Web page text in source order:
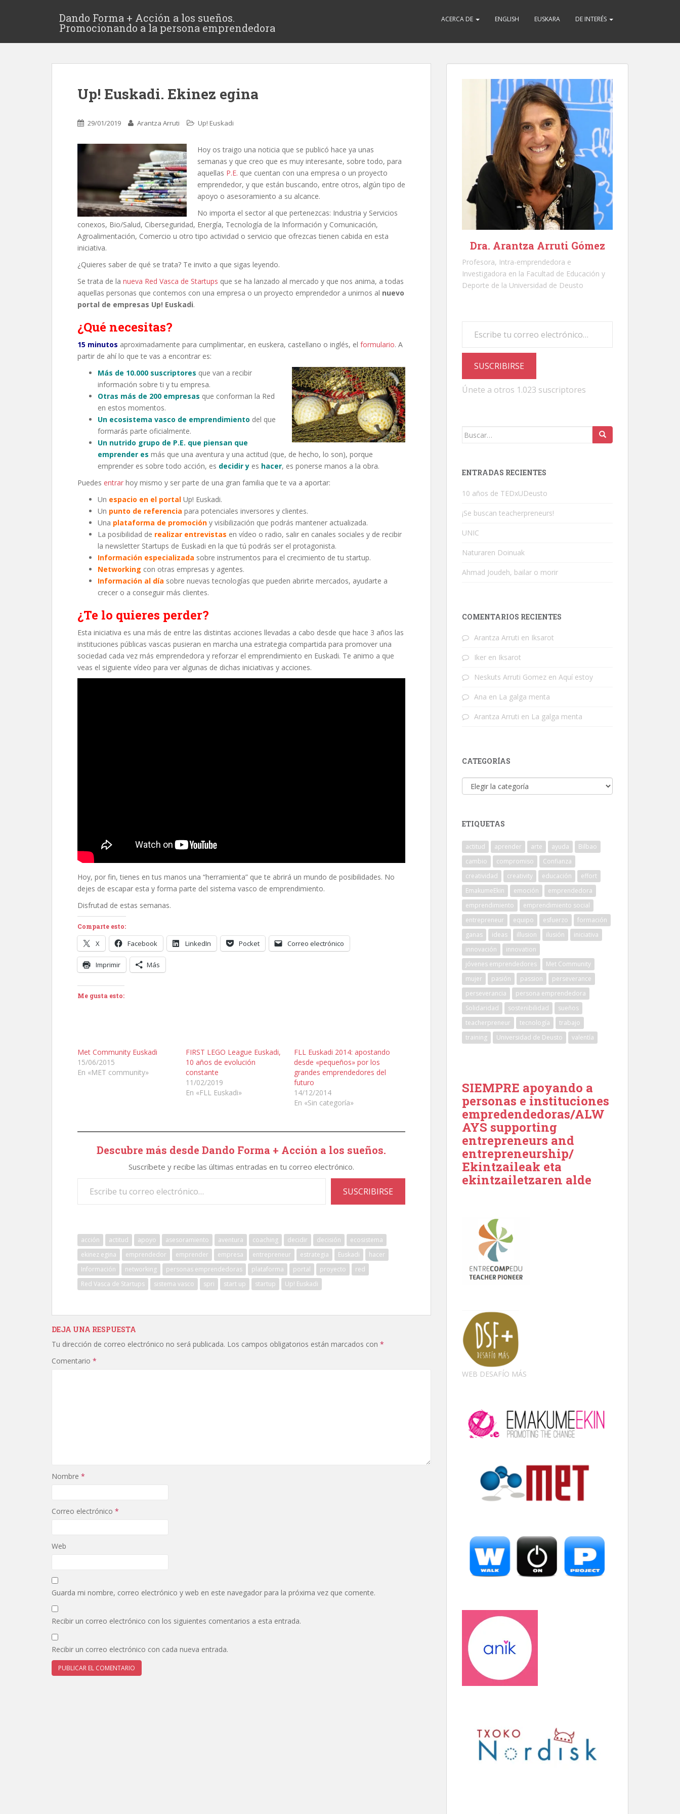
Dando Forma + Acción a los sueños.
Promocionando a la persona emprendedora
ACERCA DE ENGLISH EUSKARA DE INTERÉS
Up! Euskadi. Ekinez egina
29/01/2019 Arantza Arruti Up! Euskadi
Hoy os traigo una noticia que se publicó hace ya unas
semanas y que creo que es muy interesante, sobre todo, para
aquellas P.E. que cuentan con una empresa o un proyecto
emprendedor, y que están buscando, entre otros, algún tipo de
apoyo o asesoramiento a su alcance.
No importa el sector al que pertenezcas: Industria y Servicios
conexos, Bio/Salud, Ciberseguridad, Energía, Tecnología de la Información y Comunicación,
Agroalimentación, Comercio u otro tipo actividad o servicio que ofrezcas tienen cabida en esta
iniciativa.
¿Quieres saber de qué se trata? Te invito a que sigas leyendo.
Se trata de la nueva Red Vasca de Startups que se ha lanzado al mercado y que nos anima, a todas
aquellas personas que contemos con una empresa o un proyecto emprendedor a unirnos al nuevo
portal de empresas Up! Euskadi.
¿Qué necesitas?
15 minutos aproximadamente para cumplimentar, en euskera, castellano o inglés, el formulario. A
partir de ahí lo que te vas a encontrar es:
Más de 10.000 suscriptores que van a recibir
información sobre ti y tu empresa.
Otras más de 200 empresas que conforman la Red
en estos momentos.
Un ecosistema vasco de emprendimiento del que
formarás parte oficialmente.
Un nutrido grupo de P.E. que piensan que
emprender es más que una aventura y una actitud (que, de hecho, lo son), porque
emprender es sobre todo acción, es decidir y es hacer, es ponerse manos a la obra.
Puedes entrar hoy mismo y ser parte de una gran familia que te va a aportar:
Un espacio en el portal Up! Euskadi.
Un punto de referencia para potenciales inversores y clientes.
Una plataforma de promoción y visibilización que podrás mantener actualizada.
La posibilidad de realizar entrevistas en vídeo o radio, salir en canales sociales y de recibir
la newsletter Startups de Euskadi en la que tú podrás ser el protagonista.
Información especializada sobre instrumentos para el crecimiento de tu startup.
Networking con otras empresas y agentes.
Información al día sobre nuevas tecnologías que pueden abrirte mercados, ayudarte a
crecer o a conseguir más clientes.
¿Te lo quieres perder?
Esta iniciativa es una más de entre las distintas acciones llevadas a cabo desde que hace 3 años las
instituciones públicas vascas pusieran en marcha una estrategia compartida para promover una
sociedad cada vez más emprendedora y reforzar el emprendimiento en Euskadi. Te animo a que
veas el siguiente vídeo para ver algunas de dichas iniciativas y acciones.
Hoy, por fin, tienes en tus manos una “herramienta” que te abrirá un mundo de posibilidades. No
dejes de escapar esta y forma parte del sistema vasco de emprendimiento.
Disfrutad de estas semanas.
Comparte esto:
X Facebook LinkedIn Pocket Correo electrónico
Imprimir Más
Me gusta esto:
Met Community Euskadi
15/06/2015
En «MET community»
FIRST LEGO League Euskadi,
10 años de evolución
constante
11/02/2019
En «FLL Euskadi»
FLL Euskadi 2014: apostando
desde «pequeños» por los
grandes emprendedores del
futuro
14/12/2014
En «Sin categoría»
Descubre más desde Dando Forma + Acción a los sueños.
Suscríbete y recibe las últimas entradas en tu correo electrónico.
SUSCRIBIRSE
acción actitud apoyo asesoramiento aventura coaching decidir decisión
ecosistema
ekinez egina
emprendedor emprender empresa entrepreneur estrategia Euskadi
hacer
Información
networking personas emprendedoras plataforma portal proyecto
red
Red Vasca de Startups
sistema vasco spri start up startup Up! Euskadi
DEJA UNA RESPUESTA
Tu dirección de correo electrónico no será publicada. Los campos obligatorios están marcados con *
Comentario *
Nombre *
Correo electrónico *
Web
Guarda mi nombre, correo electrónico y web en este navegador para la próxima vez que comente.
Recibir un correo electrónico con los siguientes comentarios a esta entrada.
Recibir un correo electrónico con cada nueva entrada.
Dra. Arantza Arruti Gómez
Profesora, Intra-emprendedora e
Investigadora en la Facultad de Educación y
Deporte de la Universidad de Deusto
SUSCRIBIRSE
Únete a otros 1.023 suscriptores
Buscar:
ENTRADAS RECIENTES
10 años de TEDxUDeusto
¡Se buscan teacherpreneurs!
UNIC
Naturaren Doinuak
Ahmad Joudeh, bailar o morir
COMENTARIOS RECIENTES
Arantza Arruti en Iksarot
Iker en Iksarot
Neskuts Arruti Gomez en Aquí estoy
Ana en La galga menta
Arantza Arruti en La galga menta
CATEGORÍAS
Categorías
ETIQUETAS
actitud aprender arte ayuda
Bilbao
cambio
compromiso
Confianza
creatividad
creativity educación
effort
EmakumeEkin
emoción
emprendedora
emprendimiento
emprendimiento social
entrepreneur
equipo esfuerzo
formación
ganas
ideas illusion ilusión
iniciativa
innovación
innovation
jóvenes emprendedores
Met Community
mujer
pasión passion
perseverance
perseverancia
persona emprendedora
Solidaridad
sostenibilidad
sueños
teacherpreneur
tecnología
trabajo
training
Universidad de Deusto valentía
SIEMPRE apoyando a
personas e instituciones
empredendedoras/ALW
AYS supporting
entrepreneurs and
entrepreneurship/
Ekintzaileak eta
ekintzailetzaren alde
WEB DESAFÍO MÁS